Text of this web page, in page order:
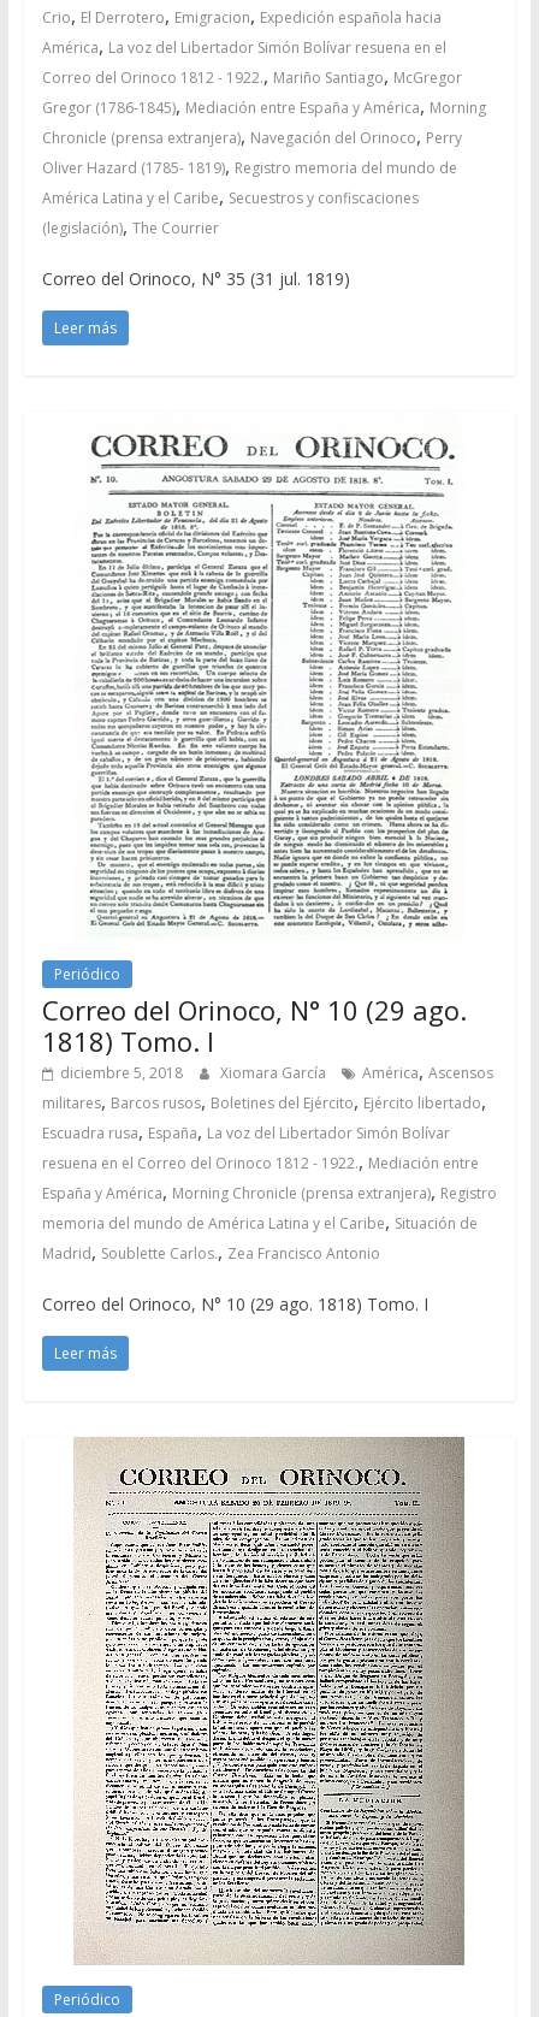
Crio, El Derrotero, Emigracion, Expedición española hacia
América, La voz del Libertador Simón Bolívar resuena en el
Correo del Orinoco 1812 - 1922., Mariño Santiago, McGregor
Gregor (1786-1845), Mediación entre España y América, Morning
Chronicle (prensa extranjera), Navegación del Orinoco, Perry
Oliver Hazard (1785- 1819), Registro memoria del mundo de
América Latina y el Caribe, Secuestros y confiscaciones
(legislación), The Courrier
Correo del Orinoco, N° 35 (31 jul. 1819)
Leer más
Periódico
Correo del Orinoco, N° 10 (29 ago.
1818) Tomo. I
diciembre 5, 2018 Xiomara García América, Ascensos
militares, Barcos rusos, Boletines del Ejército, Ejército libertado,
Escuadra rusa, España, La voz del Libertador Simón Bolívar
resuena en el Correo del Orinoco 1812 - 1922., Mediación entre
España y América, Morning Chronicle (prensa extranjera), Registro
memoria del mundo de América Latina y el Caribe, Situación de
Madrid, Soublette Carlos., Zea Francisco Antonio
Correo del Orinoco, N° 10 (29 ago. 1818) Tomo. I
Leer más
Periódico